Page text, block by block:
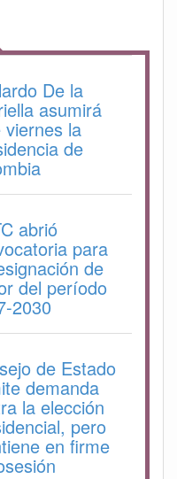
De la
asumirá
viernes la
de
abrió
para
de
del período
2030
de Estado
demanda
la elección
pero
en firme